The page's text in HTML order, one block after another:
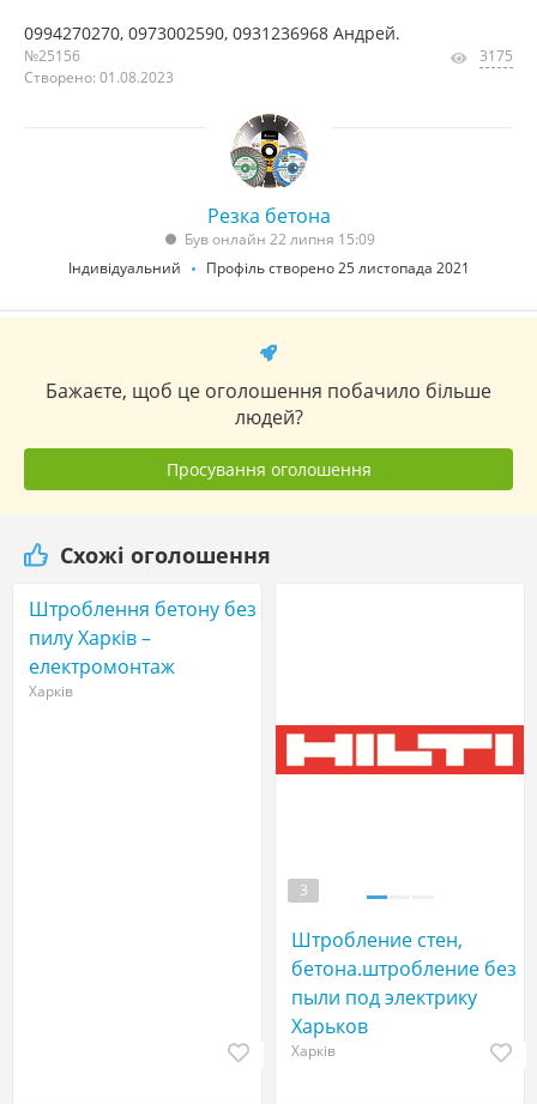
0994270270, 0973002590, 0931236968 Андрей.
№25156
Створено: 01.08.2023
3175
Резка бетона
Був онлайн 22 липня 15:09
Індивідуальний
Профіль створено 25 листопада 2021
Бажаєте, щоб це оголошення побачило більше
людей?
Просування оголошення
Схожі оголошення
Штроблення бетону без
пилу Харків –
електромонтаж
Харків
3
Штробление стен,
бетона.штробление без
пыли под электрику
Харьков
Харків